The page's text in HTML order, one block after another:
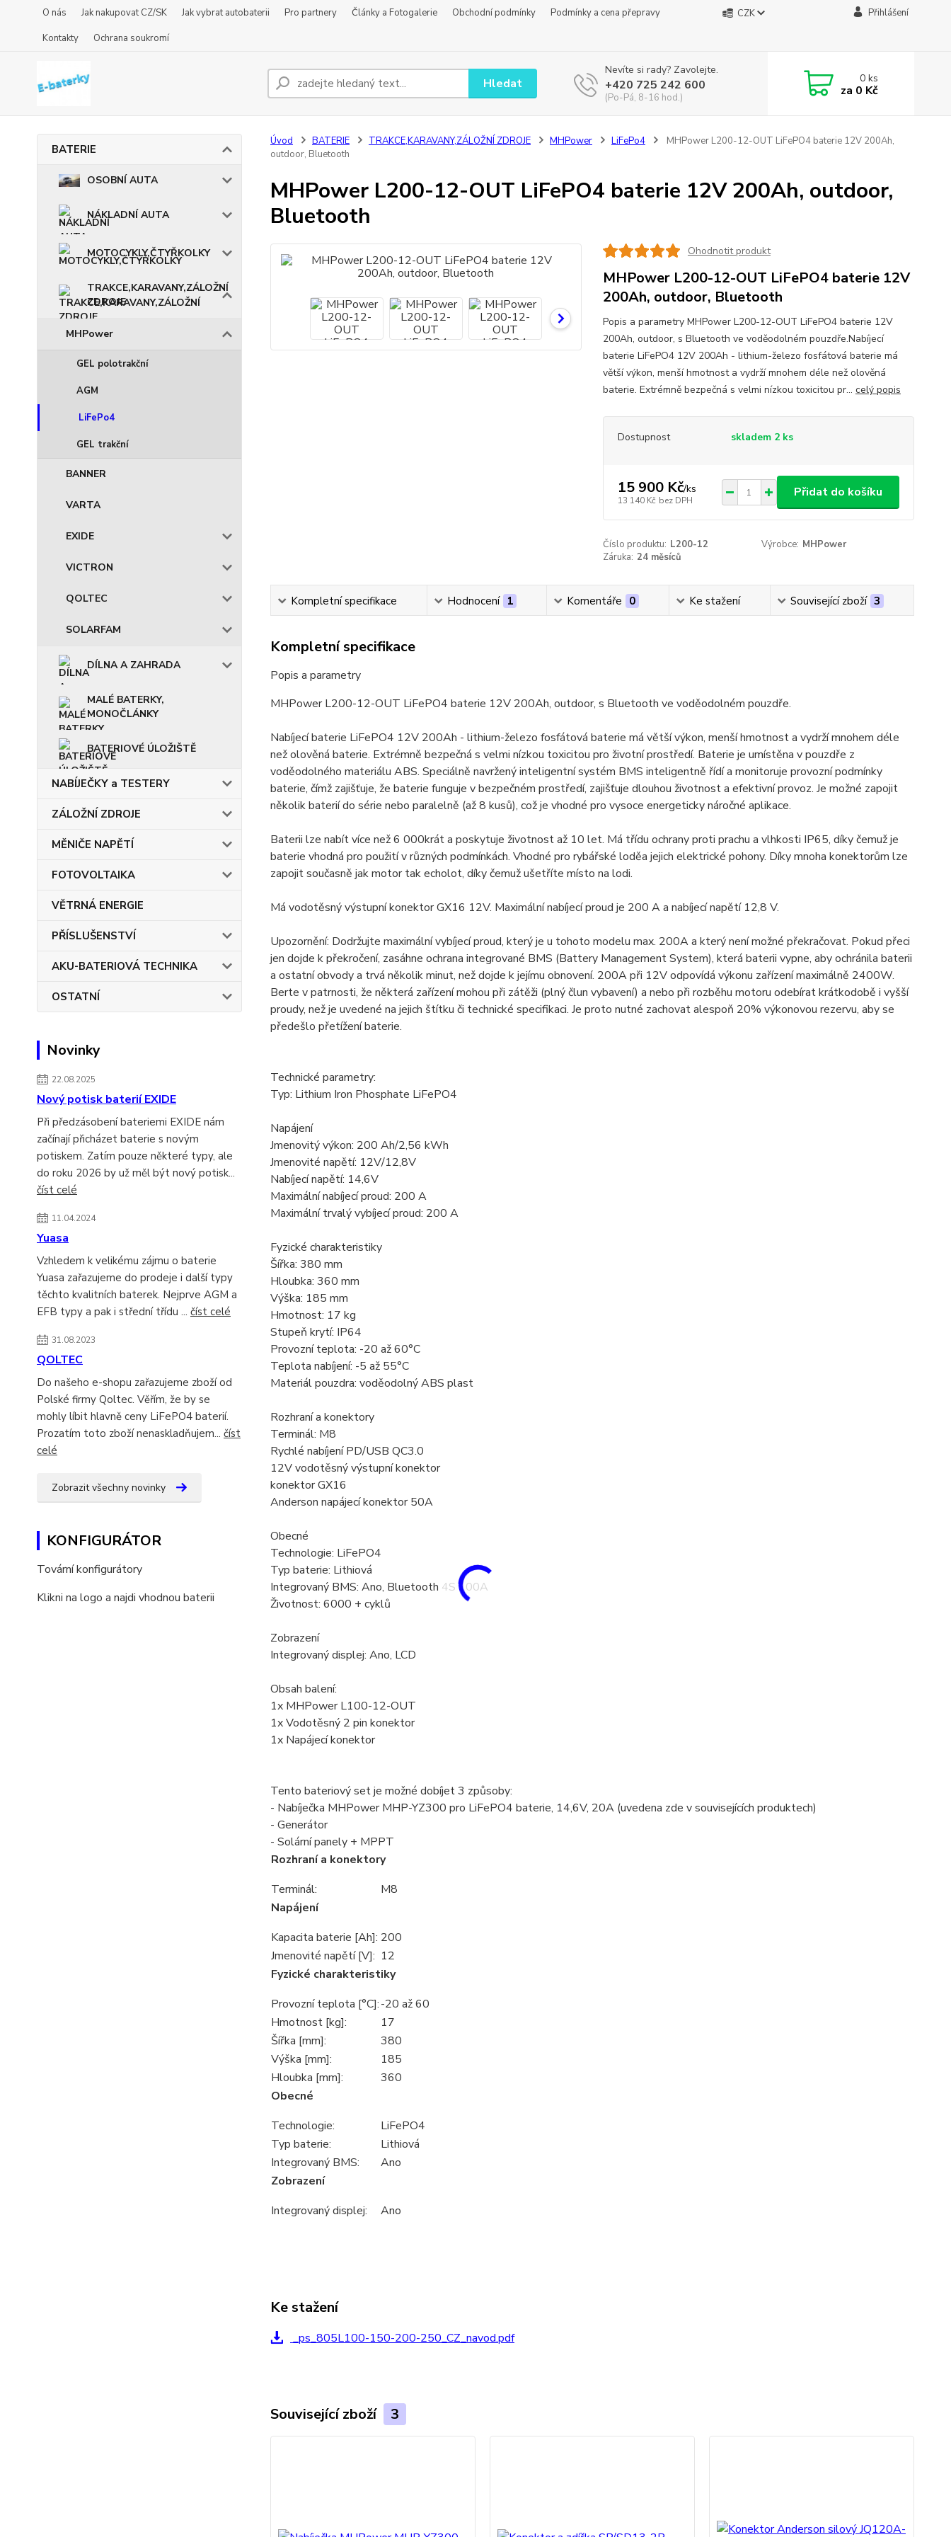
O nás Jak nakupovat CZ/SK Jak vybrat autobaterii Pro partnery Články a Fotogalerie Obchodní podmínky
Podmínky a cena přepravy
Kontakty
Ochrana soukromí
CZK Přihlášení
Hledat
Nevíte si rady? Zavolejte.
+420 725 242 600
(Po-Pá, 8-16 hod.)
0ks
za 0 Kč
BATERIE
OSOBNÍ AUTA
NÁKLADNÍ AUTA
MOTOCYKLY,ČTYŘKOLKY
TRAKCE,KARAVANY,ZÁLOŽNÍ
ZDROJE
MHPower
GEL polotrakční
AGM
LiFePo4
GEL trakční
BANNER
VARTA
EXIDE
VICTRON
QOLTEC
SOLARFAM
DÍLNA A ZAHRADA
MALÉ BATERKY,
MONOČLÁNKY
BATERIOVÉ ÚLOŽIŠTĚ
NABÍJEČKY a TESTERY
ZÁLOŽNÍ ZDROJE
MĚNIČE NAPĚTÍ
FOTOVOLTAIKA
VĚTRNÁ ENERGIE
PŘÍSLUŠENSTVÍ
AKU-BATERIOVÁ TECHNIKA
OSTATNÍ
Novinky
22.08.2025
Nový potisk baterií EXIDE
Při předzásobení bateriemi EXIDE nám
začínají přicházet baterie s novým
potiskem. Zatím pouze některé typy, ale
do roku 2026 by už měl být nový potisk...
číst celé
11.04.2024
Yuasa
Vzhledem k velikému zájmu o baterie
Yuasa zařazujeme do prodeje i další typy
těchto kvalitních baterek. Nejprve AGM a
EFB typy a pak i střední třídu ... číst celé
31.08.2023
QOLTEC
Do našeho e-shopu zařazujeme zboží od
Polské firmy Qoltec. Věřím, že by se
mohly líbit hlavně ceny LiFePO4 baterií.
Prozatím toto zboží nenaskladňujem... číst
celé
Zobrazit všechny novinky
KONFIGURÁTOR
Tovární konfigurátory
Klikni na logo a najdi vhodnou baterii
Úvod BATERIE TRAKCE,KARAVANY,ZÁLOŽNÍ ZDROJE MHPower LiFePo4
MHPower L200-12-OUT LiFePO4 baterie 12V 200Ah,
outdoor, Bluetooth
MHPower L200-12-OUT LiFePO4 baterie 12V 200Ah, outdoor,
Bluetooth
Ohodnotit produkt
MHPower L200-12-OUT LiFePO4 baterie 12V
200Ah, outdoor, Bluetooth
Popis a parametry MHPower L200-12-OUT LiFePO4 baterie 12V
200Ah, outdoor, s Bluetooth ve voděodolném pouzdře.Nabíjecí
baterie LiFePO4 12V 200Ah - lithium-železo fosfátová baterie má
větší výkon, menší hmotnost a vydrží mnohem déle než olověná
baterie. Extrémně bezpečná s velmi nízkou toxicitou pr... celý popis
Dostupnost skladem 2 ks
15 900 Kč/ks
13 140 Kč bez DPH
Přidat do košíku
Číslo produktu: L200-12 Výrobce: MHPower
Záruka: 24 měsíců
Kompletní specifikace Hodnocení 1 Komentáře 0 Ke stažení Související zboží 3
Kompletní specifikace
Popis a parametry
MHPower L200-12-OUT LiFePO4 baterie 12V 200Ah, outdoor, s Bluetooth ve voděodolném pouzdře.
Nabíjecí baterie LiFePO4 12V 200Ah - lithium-železo fosfátová baterie má větší výkon, menší hmotnost a vydrží mnohem déle
než olověná baterie. Extrémně bezpečná s velmi nízkou toxicitou pro životní prostředí. Baterie je umístěna v pouzdře z
voděodolného materiálu ABS. Speciálně navržený inteligentní systém BMS inteligentně řídí a monitoruje provozní podmínky
baterie, čímž zajišťuje, že baterie funguje v bezpečném prostředí, zajišťuje dlouhou životnost a efektivní provoz. Je možné zapojit
několik baterií do série nebo paralelně (až 8 kusů), což je vhodné pro vysoce energeticky náročné aplikace.
Baterii lze nabít více než 6 000krát a poskytuje životnost až 10 let. Má třídu ochrany proti prachu a vlhkosti IP65, díky čemuž je
baterie vhodná pro použití v různých podmínkách. Vhodné pro rybářské loděa jejich elektrické pohony. Díky mnoha konektorům lze
zapojit současně jak motor tak echolot, díky čemuž ušetříte místo na lodi.
Má vodotěsný výstupní konektor GX16 12V. Maximální nabíjecí proud je 200 A a nabíjecí napětí 12,8 V.
Upozornění: Dodržujte maximální vybíjecí proud, který je u tohoto modelu max. 200A a který není možné překračovat. Pokud přeci
jen dojde k překročení, zasáhne ochrana integrované BMS (Battery Management System), která baterii vypne, aby ochránila baterii
a ostatní obvody a trvá několik minut, než dojde k jejímu obnovení. 200A při 12V odpovídá výkonu zařízení maximálně 2400W.
Berte v patrnosti, že některá zařízení mohou při zátěži (plný člun vybavení) a nebo při rozběhu motoru odebírat krátkodobě i vyšší
proudy, než je uvedené na jejich štítku či technické specifikaci. Je proto nutné zachovat alespoň 20% výkonovou rezervu, aby se
předešlo přetížení baterie.
Technické parametry:
Typ: Lithium Iron Phosphate LiFePO4
Napájení
Jmenovitý výkon: 200 Ah/2,56 kWh
Jmenovité napětí: 12V/12,8V
Nabíjecí napětí: 14,6V
Maximální nabíjecí proud: 200 A
Maximální trvalý vybíjecí proud: 200 A
Fyzické charakteristiky
Šířka: 380 mm
Hloubka: 360 mm
Výška: 185 mm
Hmotnost: 17 kg
Stupeň krytí: IP64
Provozní teplota: -20 až 60°C
Teplota nabíjení: -5 až 55°C
Materiál pouzdra: voděodolný ABS plast
Rozhraní a konektory
Terminál: M8
Rychlé nabíjení PD/USB QC3.0
12V vodotěsný výstupní konektor
konektor GX16
Anderson napájecí konektor 50A
Obecné
Technologie: LiFePO4
Typ baterie: Lithiová
Integrovaný BMS: Ano, Bluetooth 4S 100A
Životnost: 6000 + cyklů
Zobrazení
Integrovaný displej: Ano, LCD
Obsah balení:
1x MHPower L100-12-OUT
1x Vodotěsný 2 pin konektor
1x Napájecí konektor
Tento bateriový set je možné dobíjet 3 způsoby:
- Nabíječka MHPower MHP-YZ300 pro LiFePO4 baterie, 14,6V, 20A (uvedena zde v souvisejících produktech)
- Generátor
- Solární panely + MPPT
Rozhraní a konektory
Terminál:
M8
Napájení
Kapacita baterie [Ah]: 200
Jmenovité napětí [V]: 12
Fyzické charakteristiky
Provozní teplota [°C]:-20 až 60
Hmotnost [kg]:
17
Šířka [mm]:
380
Výška [mm]:
185
Hloubka [mm]:
360
Obecné
Technologie:
LiFePO4
Typ baterie:
Lithiová
Integrovaný BMS:
Ano
Zobrazení
Integrovaný displej:
Ano
Ke stažení
_ps_805L100-150-200-250_CZ_navod.pdf
Související zboží 3